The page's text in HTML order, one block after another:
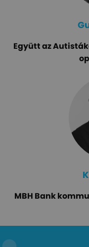
Együtt az
MBH Bank